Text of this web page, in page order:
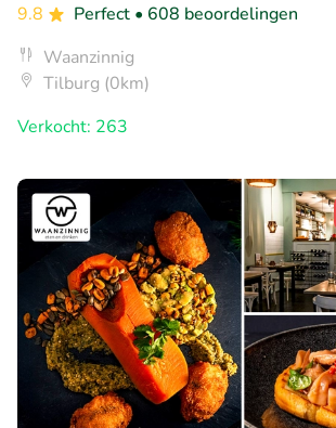
9.8
Perfect • 608 beoordelingen
Waanzinnig
Tilburg (0km)
Verkocht: 263